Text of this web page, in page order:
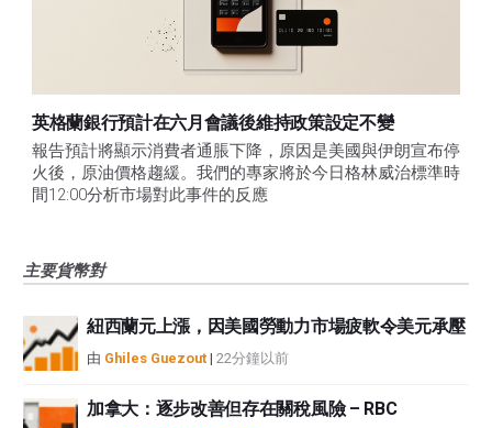
英格蘭銀行預計在六月會議後維持政策設定不變
報告預計將顯示消費者通脹下降，原因是美國與伊朗宣布停
火後，原油價格趨緩。我們的專家將於今日格林威治標準時
間12:00分析市場對此事件的反應
主要貨幣對
紐西蘭元上漲，因美國勞動力市場疲軟令美元承壓
由 Ghiles Guezout | 22分鐘以前
加拿大：逐步改善但存在關稅風險 – RBC